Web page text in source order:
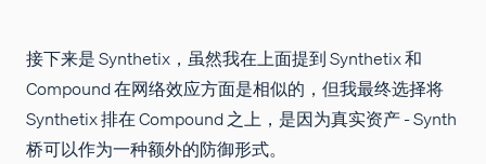
接下来是 Synthetix，虽然我在上面提到 Synthetix 和
Compound 在网络效应方面是相似的，但我最终选择将
Synthetix 排在 Compound 之上，是因为真实资产 - Synth
桥可以作为一种额外的防御形式。